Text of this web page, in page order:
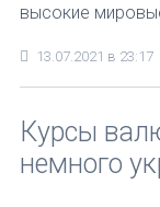
высокие
13.07.2021 в 23:17
Курсы
немного